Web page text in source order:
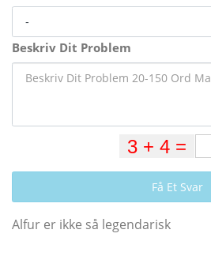
Beskriv Dit Problem
Få Et Svar
Alfur er ikke så legendarisk